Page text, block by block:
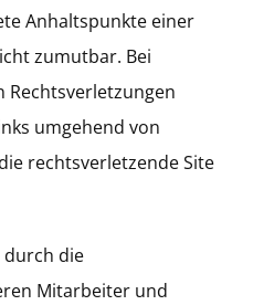
Anhaltspunkte einer
zumutbar. Bei
Rechtsverletzungen
umgehend von
rechtsverletzende Site
die
Mitarbeiter und